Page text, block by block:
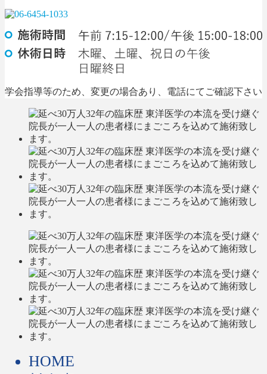
学会指導等のため、変更の場合あり、電話にてご確認下さい
HOME